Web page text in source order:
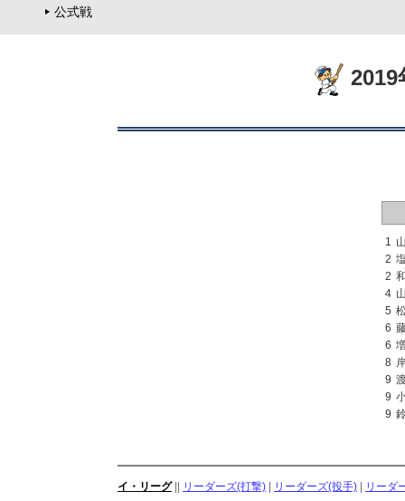
公式戦
1
2
2
4
5
6
6
8
9
9
9
イ・リーグ|| リーダーズ(打撃) リーダーズ(投手) リーダ